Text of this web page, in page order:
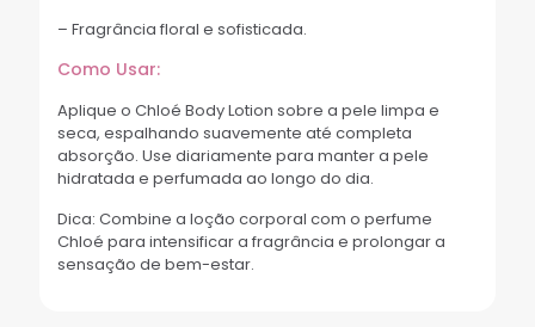
– Fragrância floral e sofisticada.
Como Usar:
Aplique o Chloé Body Lotion sobre a pele limpa e
seca, espalhando suavemente até completa
absorção. Use diariamente para manter a pele
hidratada e perfumada ao longo do dia.
Dica: Combine a loção corporal com o perfume
Chloé para intensificar a fragrância e prolongar a
sensação de bem-estar.